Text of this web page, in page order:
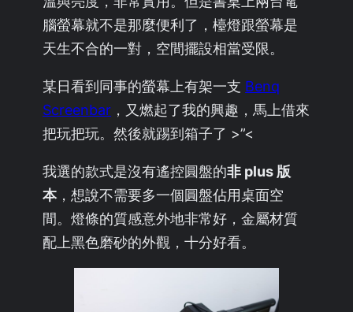
腦螢幕就不是那麼便利了，檯燈跟螢幕是
天生不合的一對，空間擺設相當受限。
某日看到同事的螢幕上有架一支 Benq
Screenbar ，又燃起了我的興趣，馬上借來
把玩把玩。然後就踢到箱子了 >”<
我選的款式是沒有遙控圓盤的非 plus 版
本，想說不需要多一個圓盤佔用桌面空
間。燈條的質感意外地非常好，金屬材質
配上黑色磨砂的外觀，十分好看。